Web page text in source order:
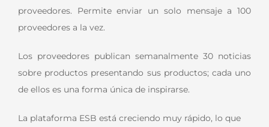
proveedores. Permite enviar un solo mensaje a 100
proveedores a la vez.
Los proveedores publican semanalmente 30 noticias
sobre productos presentando sus productos; cada uno
de ellos es una forma única de inspirarse.
La plataforma ESB está creciendo muy rápido, lo que